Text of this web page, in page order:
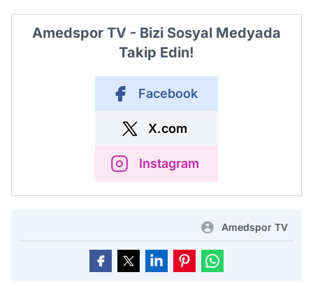
Amedspor TV - Bizi Sosyal Medyada
Takip Edin!
Facebook
X.com
Instagram
Amedspor TV